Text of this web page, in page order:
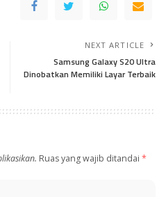
NEXT ARTICLE
Samsung Galaxy S20 Ultra
Dinobatkan Memiliki Layar Terbaik
Ruas yang wajib ditandai *